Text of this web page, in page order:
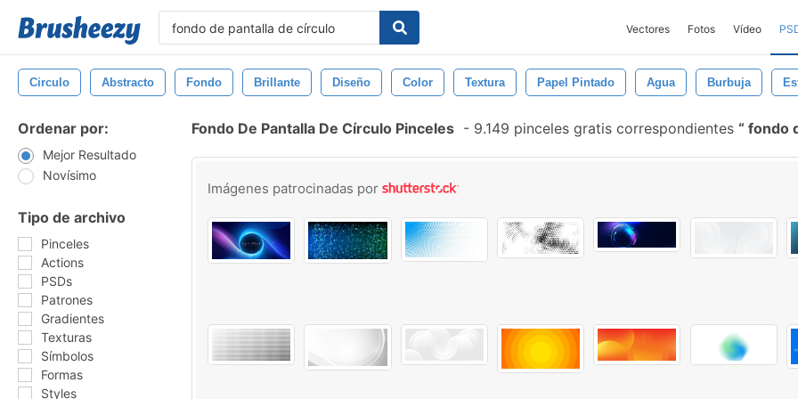
Vectores Fotos Vídeo
Circulo Abstracto Fondo Brillante Diseño Color Textura Papel Pintado Agua Burbuja
Ordenar por:
Mejor Resultado
Novísimo
Tipo de archivo
Pinceles
Actions
PSDs
Patrones
Gradientes
Texturas
Símbolos
Formas
Styles
Fondo De Pantalla De Círculo Pinceles - 9.149 pinceles gratis correspondientes fondo
Imágenes patrocinadas por